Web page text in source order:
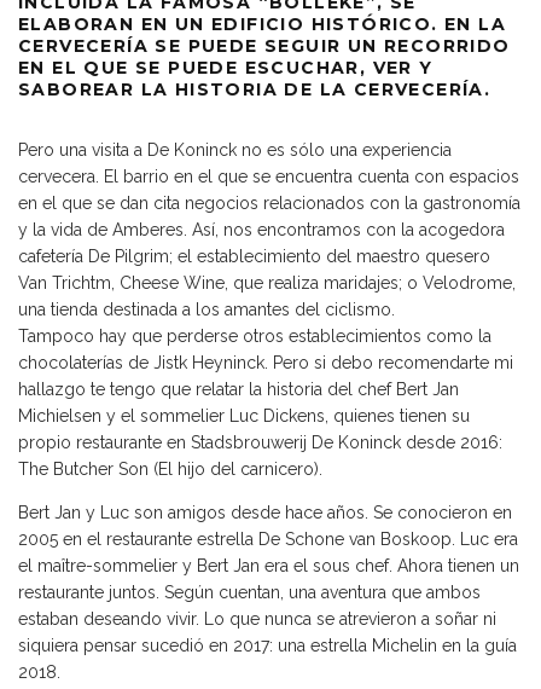
ELABORAN EN UN EDIFICIO HISTÓRICO. EN LA
CERVECERÍA SE PUEDE SEGUIR UN RECORRIDO
EN EL QUE SE PUEDE ESCUCHAR, VER Y
SABOREAR LA HISTORIA DE LA CERVECERÍA.
Pero una visita a De Koninck no es sólo una experiencia
cervecera. El barrio en el que se encuentra cuenta con espacios
en el que se dan cita negocios relacionados con la gastronomía
y la vida de Amberes. Así, nos encontramos con la acogedora
cafetería De Pilgrim; el establecimiento del maestro quesero
Van Trichtm, Cheese Wine, que realiza maridajes; o Velodrome,
una tienda destinada a los amantes del ciclismo.
Tampoco hay que perderse otros establecimientos como la
chocolaterías de Jistk Heyninck. Pero si debo recomendarte mi
hallazgo te tengo que relatar la historia del chef Bert Jan
Michielsen y el sommelier Luc Dickens, quienes tienen su
propio restaurante en Stadsbrouwerij De Koninck desde 2016:
The Butcher Son (El hijo del carnicero).
Bert Jan y Luc son amigos desde hace años. Se conocieron en
2005 en el restaurante estrella De Schone van Boskoop. Luc era
el maître-sommelier y Bert Jan era el sous chef. Ahora tienen un
restaurante juntos. Según cuentan, una aventura que ambos
estaban deseando vivir. Lo que nunca se atrevieron a soñar ni
siquiera pensar sucedió en 2017: una estrella Michelin en la guía
2018.